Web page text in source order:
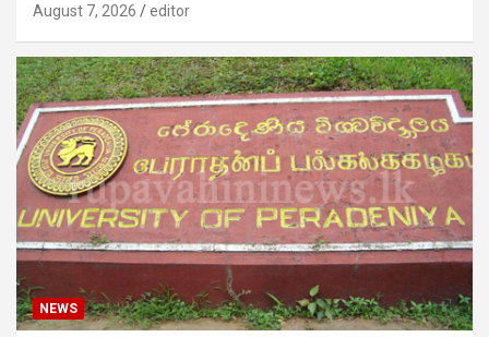
August 7, 2026 editor
NEWS